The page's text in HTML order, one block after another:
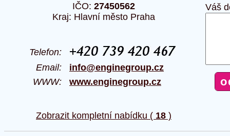
IČO: 27450562
Kraj: Hlavní město Praha
Telefon:
Email: info@enginegroup.cz
WWW: www.enginegroup.cz
Zobrazit kompletní nabídku ( 18 )
Váš